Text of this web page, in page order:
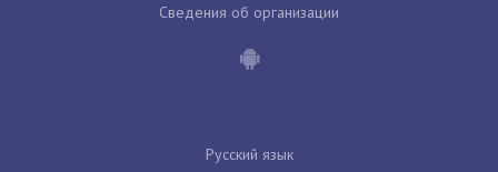
Сведения об организации
Русский язык